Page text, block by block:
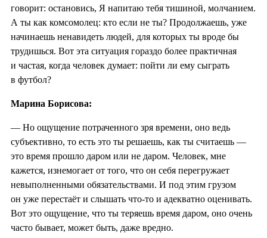
говорит: остановись, Я напитаю тебя тишиной, молчанием.
А ты как комсомолец: кто если не ты? Продолжаешь, уже
начинаешь ненавидеть людей, для которых ты вроде бы
трудишься. Вот эта ситуация гораздо более практичная
и частая, когда человек думает: пойти ли ему сыграть
в футбол?
Марина Борисова:
— Но ощущение потраченного зря времени, оно ведь
субъективно, то есть это ты решаешь, как ты считаешь —
это время прошло даром или не даром. Человек, мне
кажется, изнемогает от того, что он себя перегружает
невыполненными обязательствами. И под этим грузом
он уже перестаёт и слышать что-то и адекватно оценивать.
Вот это ощущение, что ты теряешь время даром, оно очень
часто бывает, может быть, даже вредно.